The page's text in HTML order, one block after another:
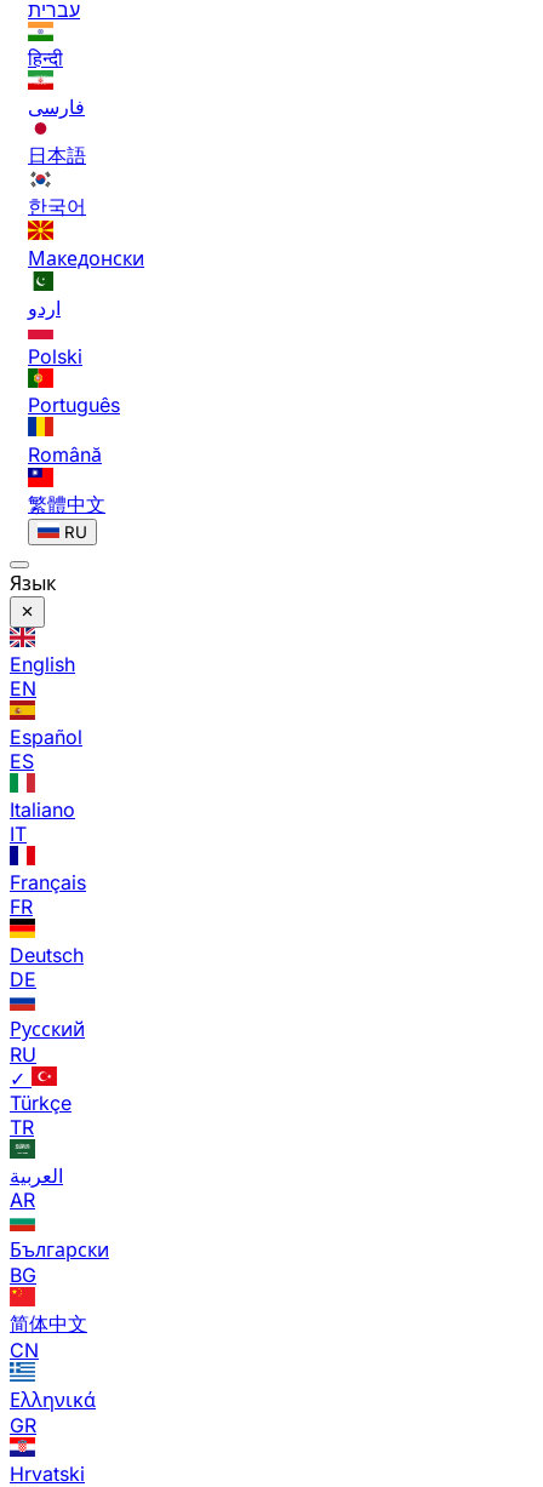
עברית
हिन्दी
فارسی
日本語
한국어
Македонски
اردو
Polski
Português
Română
繁體中文
RU
Язык
English
EN
Español
ES
Italiano
IT
Français
FR
Deutsch
DE
Русский
RU
✓
Türkçe
TR
العربية
AR
Български
BG
简体中文
CN
Ελληνικά
GR
Hrvatski